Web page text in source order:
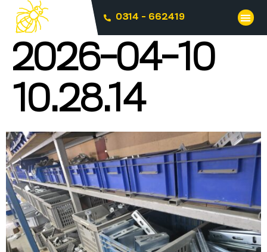
0314 - 662419
2026-04-10
10.28.14